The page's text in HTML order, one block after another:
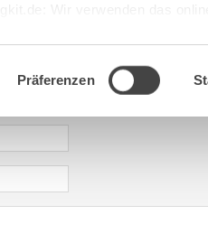
Präferenzen
abtei@maria[...].de
* required